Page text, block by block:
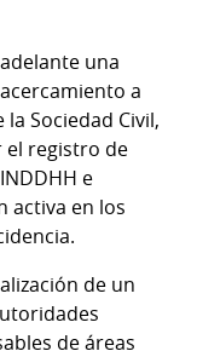
una
a
Sociedad Civil,
el registro de
e
activa en los
de un
de áreas